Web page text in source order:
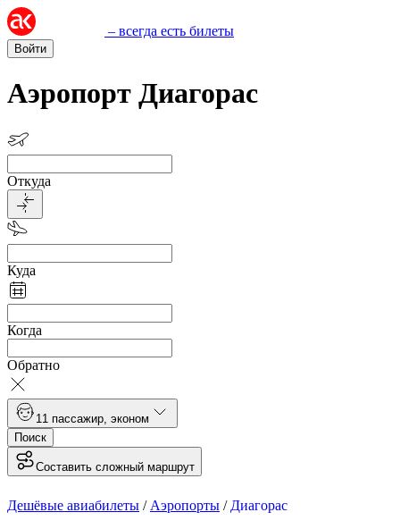
– всегда есть билеты
Войти
Аэропорт Диагорас
Откуда
Куда
Когда
Обратно
1 1 пассажир эконом
Поиск
Составить сложный маршрут
Дешёвые авиабилеты / Аэропорты / Диагорас